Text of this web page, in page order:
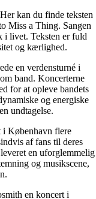
kan du finde teksten
Miss a Thing. Sangen
i livet. Teksten er fuld
og kærlighed.
en verdensturné i
band. Koncerterne
for at opleve bandets
og energiske
undtagelse.
i København flere
af fans til deres
en uforglemmelig
og musikscene,
en koncert i